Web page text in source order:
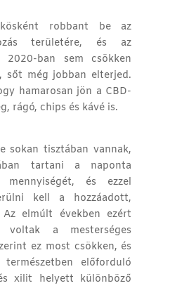
robbant be az
területére, és az
2020-ban sem csökken
sőt még jobban elterjed.
hamarosan jön a CBD-
rágó, chips és kávé is.
sokan tisztában vannak,
tartani a naponta
és ezzel
kell a hozzáadott,
elmúlt években ezért
voltak a mesterséges
ez most csökken, és
előforduló
xilit helyett különböző